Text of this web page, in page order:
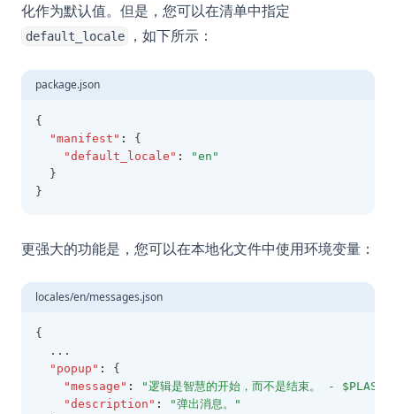
化作为默认值。但是，您可以在清单中指定
default_locale ，如下所示：
package.json
{
"manifest" :
{
"default_locale" :
"en"
  }
}
更强大的功能是，您可以在本地化文件中使用环境变量：
locales/en/messages.json
{
  ...
"popup" :
{
"message" :
"逻辑是智慧的开始，而不是结束。 -
"description" :
"弹出消息。"